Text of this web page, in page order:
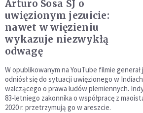
Arturo Sosa SJ o
uwięzionym jezuicie:
nawet w więzieniu
wykazuje niezwykłą
odwagę
W opublikowanym na YouTube filmie
odniósł się do sytuacji uwięzionego w
walczącego o prawa ludów plemiennych.
83-letniego zakonnika o współpracę z
2020 r. przetrzymują go w areszcie.